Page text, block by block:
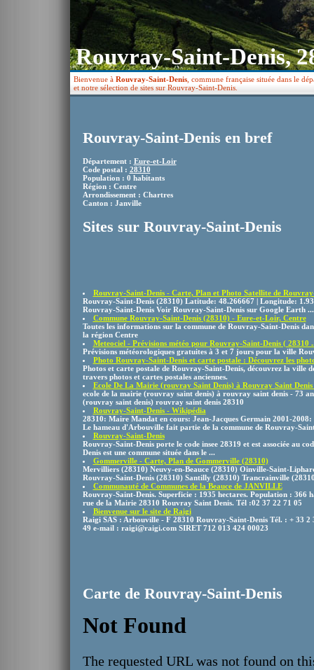
Rouvray-Saint-Denis,
Bienvenue à Rouvray-Saint-Denis , commune française située dans le
et notre sélection de sites sur Rouvray-Saint-Denis.
Rouvray-Saint-Denis en bref
Département : Eure-et-Loir
Code postal : 28310
Population : 0 habitants
Région : Centre
Arrondissement : Chartres
Canton : Janville
Sites sur Rouvray-Saint-Denis
Rouvray-Saint-Denis - Carte, Plan et Photo Satellite de
Rouvray-Saint-Denis (28310) Latitude: 48.266667 | Longitude:
Rouvray-Saint-Denis Voir Rouvray-Saint-Denis sur Google Earth ...
Commune Rouvray-Saint-Denis (28310) - Eure-et-Loir, Centre
Toutes les informations sur la commune de Rouvray-Saint-Denis
la région Centre
Meteociel - Prévisions météo pour Rouvray-Saint-Denis ( 28310
Prévisions météorologiques gratuites à 3 et 7 jours pour la ville
Photo Rouvray-Saint-Denis et carte postale : Découvrez les
Photos et carte postale de Rouvray-Saint-Denis, découvrez la ville
travers photos et cartes postales anciennes.
Ecole De La Mairie (rouvray Saint Denis) à Rouvray Saint Denis
ecole de la mairie (rouvray saint denis) à rouvray saint denis - 73
(rouvray saint denis) rouvray saint denis 28310
Rouvray-Saint-Denis - Wikipédia
28310: Maire Mandat en cours: Jean-Jacques Germain 2001-
Le hameau d'Arbouville fait partie de la commune de Rouvray-
Rouvray-Saint-Denis
Rouvray-Saint-Denis porte le code insee 28319 et est associée au
Denis est une commune située dans le ...
Gommerville - Carte, Plan de Gommerville (28310)
Mervilliers (28310) Neuvy-en-Beauce (28310) Oinville-Saint-
Rouvray-Saint-Denis (28310) Santilly (28310) Trancrainville
Communauté de Communes de la Beauce de JANVILLE
Rouvray-Saint-Denis. Superficie : 1935 hectares. Population : 366
rue de la Mairie 28310 Rouvray Saint Denis. Tél :02 37 22 71 05
Bienvenue sur le site de Raigi
Raigi SAS : Arbouville - F 28310 Rouvray-Saint-Denis Tél. : + 33 2
49 e-mail : raigi@raigi.com SIRET 712 013 424 00023
Carte de Rouvray-Saint-Denis